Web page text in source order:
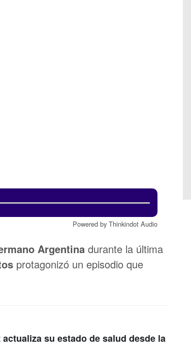
Powered by Thinkindot Audio
Argentina durante la última
protagonizó un episodio que
su estado de salud desde la